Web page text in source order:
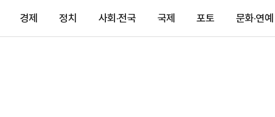
경제 정치 사회·전국 국제 포토 문화·연예